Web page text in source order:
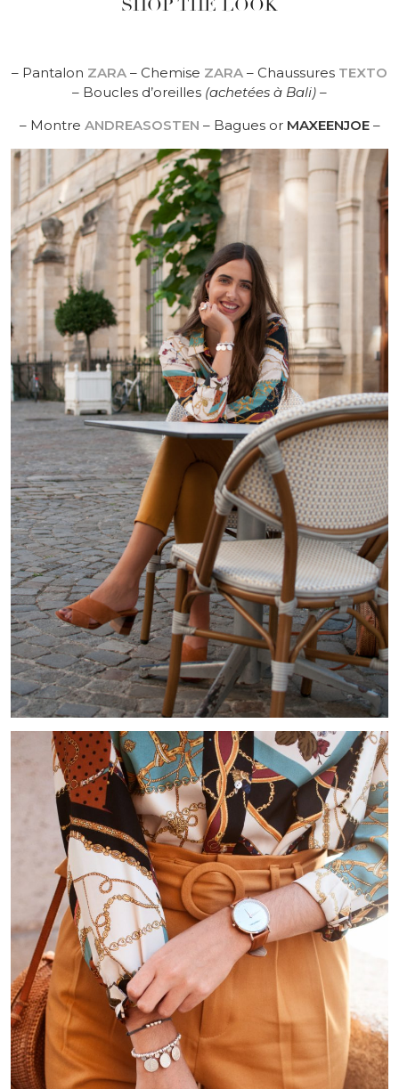
SHOP THE LOOK
– Pantalon ZARA – Chemise ZARA – Chaussures TEXTO
– Boucles d’oreilles (achetées à Bali) –
– Montre ANDREASOSTEN – Bagues or MAXEENJOE–